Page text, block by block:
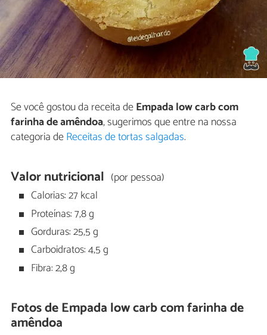
Se você gostou da receita deEmpada low carb com
farinha de amêndoa, sugerimos que entre na nossa
categoria deReceitas de tortas salgadas.
Valor nutricional (por pessoa)
Calorias: 27 kcal
Proteínas: 7,8 g
Gorduras: 25,5 g
Carboidratos: 4,5 g
Fibra: 2,8 g
Fotos de Empada low carb com farinha de
amêndoa